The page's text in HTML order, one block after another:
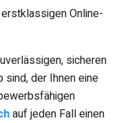
Online-
sicheren
sind, der Ihnen eine
auf jeden Fall einen